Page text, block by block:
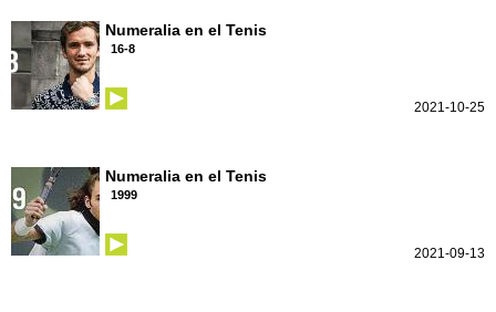
Numeralia en el Tenis
16-8
2021-10-25
Numeralia en el Tenis
1999
2021-09-13